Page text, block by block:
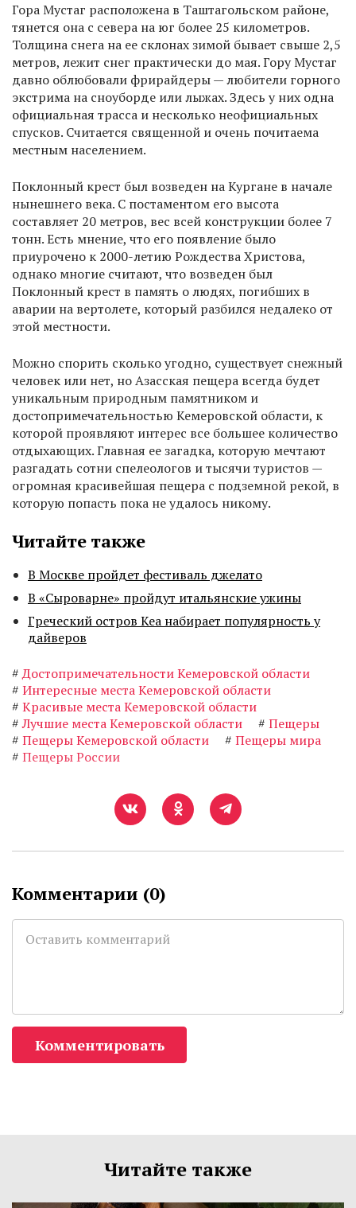
Гора Мустаг расположена в Таштагольском районе,
тянется она с севера на юг более 25 километров.
Толщина снега на ее склонах зимой бывает свыше 2,5
метров, лежит снег практически до мая. Гору Мустаг
давно облюбовали фрирайдеры — любители горного
экстрима на сноуборде или лыжах. Здесь у них одна
официальная трасса и несколько неофициальных
спусков. Считается священной и очень почитаема
местным населением.
Поклонный крест был возведен на Кургане в начале
нынешнего века. С постаментом его высота
составляет 20 метров, вес всей конструкции более 7
тонн. Есть мнение, что его появление было
приурочено к 2000-летию Рождества Христова,
однако многие считают, что возведен был
Поклонный крест в память о людях, погибших в
аварии на вертолете, который разбился недалеко от
этой местности.
Можно спорить сколько угодно, существует снежный
человек или нет, но Азасская пещера всегда будет
уникальным природным памятником и
достопримечательностью Кемеровской области, к
которой проявляют интерес все большее количество
отдыхающих. Главная ее загадка, которую мечтают
разгадать сотни спелеологов и тысячи туристов —
огромная красивейшая пещера с подземной рекой, в
которую попасть пока не удалось никому.
Читайте также
В Москве пройдет фестиваль джелато
В «Сыроварне» пройдут итальянские ужины
Греческий остров Кеа набирает популярность у
дайверов
# Достопримечательности Кемеровской области
# Интересные места Кемеровской области
# Красивые места Кемеровской области
# Лучшие места Кемеровской области # Пещеры
# Пещеры Кемеровской области # Пещеры мира
# Пещеры России
Комментарии (0)
Комментировать
Читайте также